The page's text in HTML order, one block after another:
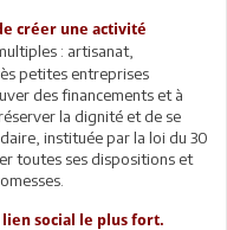
créer une activité
: artisanat,
petites entreprises
des financements et à
la dignité et de se
instituée par la loi du 30
toutes ses dispositions et
lien social le plus fort.